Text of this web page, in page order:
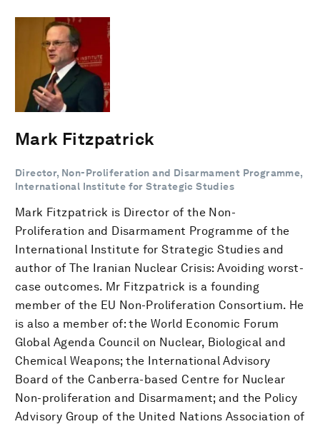
Mark Fitzpatrick
Director, Non-Proliferation and Disarmament Programme,
International Institute for Strategic Studies
Mark Fitzpatrick is Director of the Non-
Proliferation and Disarmament Programme of the
International Institute for Strategic Studies and
author of The Iranian Nuclear Crisis: Avoiding worst-
case outcomes. Mr Fitzpatrick is a founding
member of the EU Non-Proliferation Consortium. He
is also a member of: the World Economic Forum
Global Agenda Council on Nuclear, Biological and
Chemical Weapons; the International Advisory
Board of the Canberra-based Centre for Nuclear
Non-proliferation and Disarmament; and the Policy
Advisory Group of the United Nations Association of